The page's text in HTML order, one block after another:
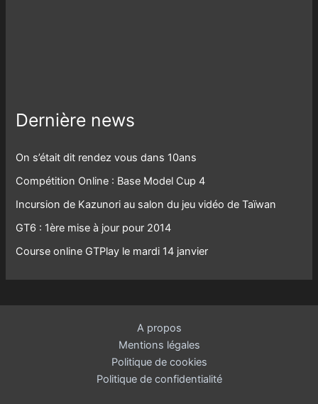
Dernière news
On s’était dit rendez vous dans 10ans
Compétition Online : Base Model Cup 4
Incursion de Kazunori au salon du jeu vidéo de Taïwan
GT6 : 1ère mise à jour pour 2014
Course online GTPlay le mardi 14 janvier
A propos
Mentions légales
Politique de cookies
Politique de confidentialité